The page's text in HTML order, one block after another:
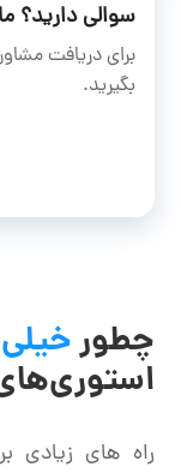
سوالی دارید؟
برای دریافت
بگیرید.
چطور
استوری‌های
راه های زیادی